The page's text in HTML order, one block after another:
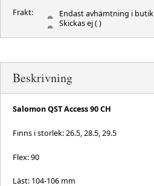
Frakt: Endast avhämtning i butik
Skickas ej( )
Beskrivning
Salomon QST Access 90 CH
Finns i storlek: 26.5, 28.5, 29.5
Flex: 90
Läst: 104-106 mm